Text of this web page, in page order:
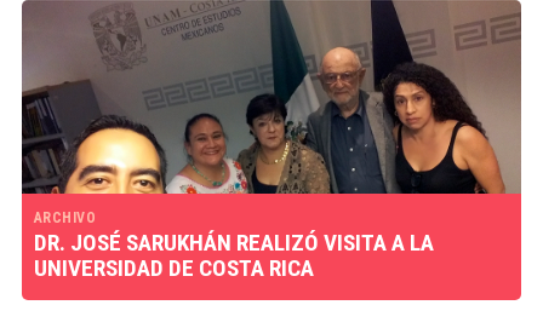
ARCHIVO
DR. JOSÉ SARUKHÁN REALIZÓ VISITA A LA
UNIVERSIDAD DE COSTA RICA